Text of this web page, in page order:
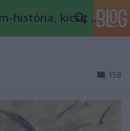
Had- és rendvédelem-história, kicsit másképp
158